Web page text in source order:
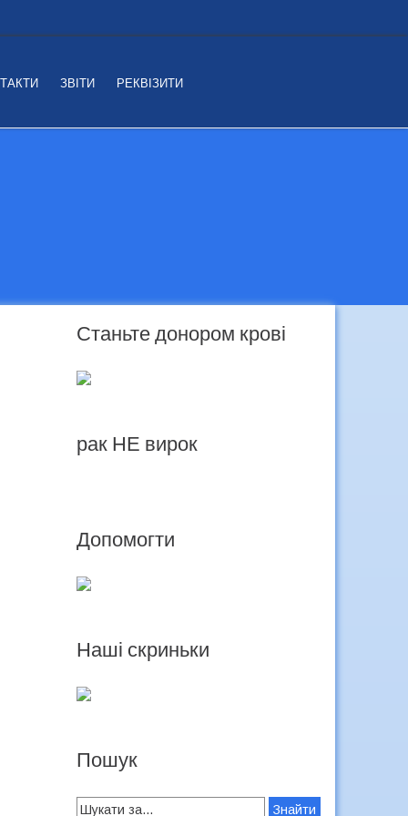
ЗВІТИ РЕКВІЗИТИ
Станьте донором крові
рак НЕ вирок
Допомогти
Наші скриньки
Пошук
Search